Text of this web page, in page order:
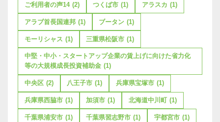
ご利用者の声14 (2) つくば市 (1) アラスカ (1)
アラブ首長国連邦 (1) ブータン (1)
モーリシャス (1) 三重県松阪市 (1)
中堅・中小・スタートアップ企業の賃上げに向けた省力化
等の大規模成長投資補助金 (1)
中央区 (2) 八王子市 (1) 兵庫県宝塚市 (1)
兵庫県西脇市 (1) 加須市 (1) 北海道中川町 (1)
千葉県浦安市 (1) 千葉県習志野市 (1) 宇都宮市 (1)